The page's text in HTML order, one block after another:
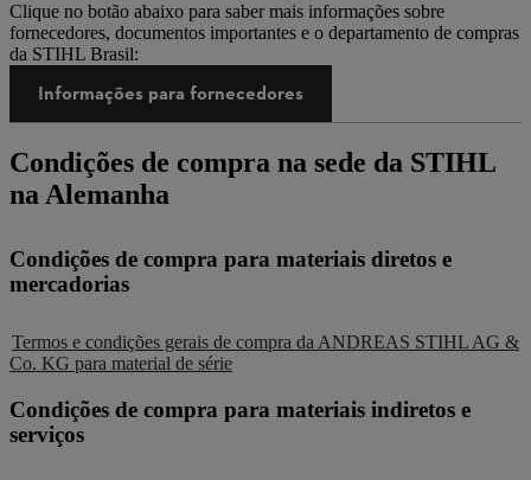
Clique no botão abaixo para saber mais informações sobre
fornecedores, documentos importantes e o departamento de compras
da STIHL Brasil:
Informações para fornecedores
Condições de compra na sede da STIHL
na Alemanha
Condições de compra para materiais diretos e
mercadorias
Termos e condições gerais de compra da ANDREAS STIHL AG &
Co. KG para material de série
Condições de compra para materiais indiretos e
serviços